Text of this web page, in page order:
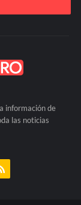
información de
las noticias